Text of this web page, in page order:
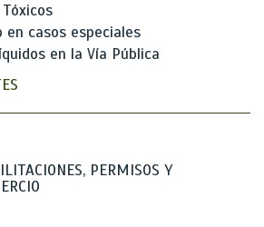
en casos especiales
en la Vía Pública
PERMISOS Y